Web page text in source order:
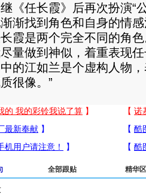
《任长霞》后再次扮演“
渐找到角色和自身的情
霞是两个完全不同的角
量做到神似，着重表现
的江如兰是个虚构人物
很像。”
全部跟贴 精华区